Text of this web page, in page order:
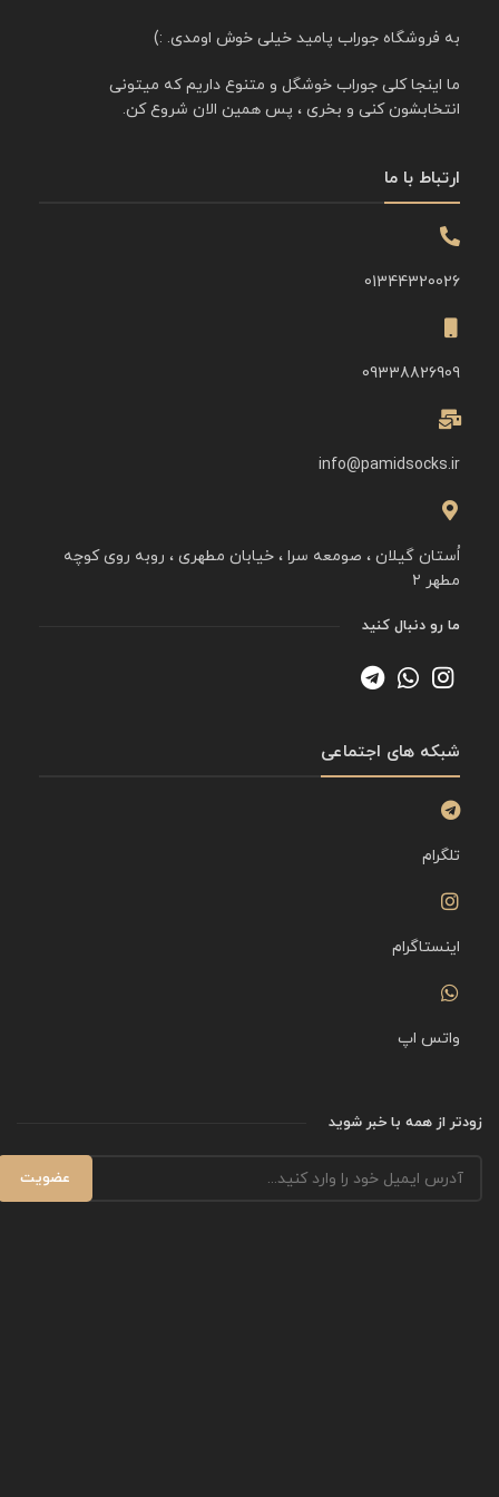
به فروشگاه جوراب پامید خیلی خوش اومدی. :)
ما اینجا کلی جوراب خوشگل و متنوع داریم که میتونی
انتخابشون کنی و بخری ، پس همین الان شروع کن.
ارتباط با ما
01344320026
09338826909
info@pamidsocks.ir
اُستان گیلان ، صومعه سرا ، خیابان مطهری ، روبه روی کوچه
مطهر ۲
ما رو دنبال کنید
شبکه های اجتماعی
تلگرام
اینستاگرام
واتس اپ
زودتر از همه با خبر شوید